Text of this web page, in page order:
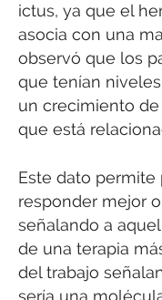
ictus, ya que el
asocia con una
observó que los
que tenían
un crecimiento
que está
Este dato permite
responder mejor
señalando a
de una terapia
del trabajo
sería una